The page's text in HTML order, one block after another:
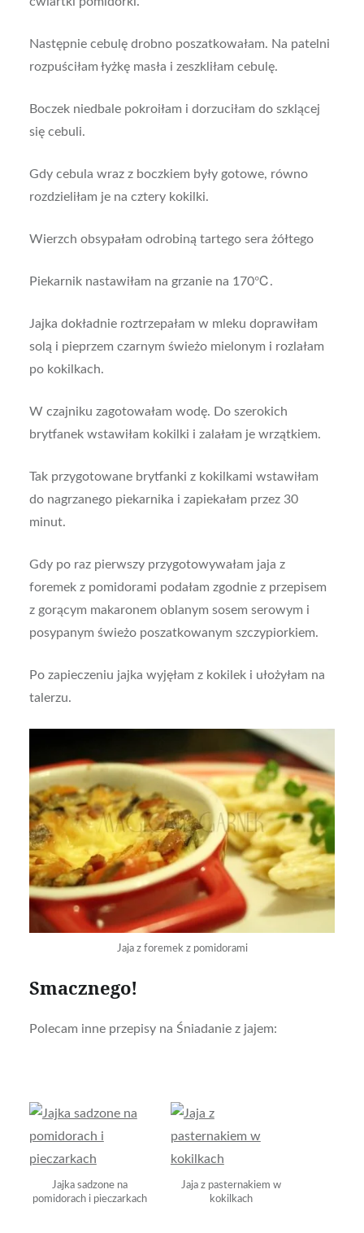
Następnie cebulę drobno poszatkowałam. Na patelni
rozpuściłam łyżkę masła i zeszkliłam cebulę.
Boczek niedbale pokroiłam i dorzuciłam do szklącej
się cebuli.
Gdy cebula wraz z boczkiem były gotowe, równo
rozdzieliłam je na cztery kokilki.
Wierzch obsypałam odrobiną tartego sera żółtego
Piekarnik nastawiłam na grzanie na 170℃.
Jajka dokładnie roztrzepałam w mleku doprawiłam
solą i pieprzem czarnym świeżo mielonym i rozlałam
po kokilkach.
W czajniku zagotowałam wodę. Do szerokich
brytfanek wstawiłam kokilki i zalałam je wrzątkiem.
Tak przygotowane brytfanki z kokilkami wstawiłam
do nagrzanego piekarnika i zapiekałam przez 30
minut.
Gdy po raz pierwszy przygotowywałam jaja z
foremek z pomidorami podałam zgodnie z przepisem
z gorącym makaronem oblanym sosem serowym i
posypanym świeżo poszatkowanym szczypiorkiem.
Po zapieczeniu jajka wyjęłam z kokilek i ułożyłam na
talerzu.
Jaja z foremek z pomidorami
Smacznego!
Polecam inne przepisy na Śniadanie z jajem:
Jajka sadzone na
pomidorach i pieczarkach
Jaja z pasternakiem w
kokilkach